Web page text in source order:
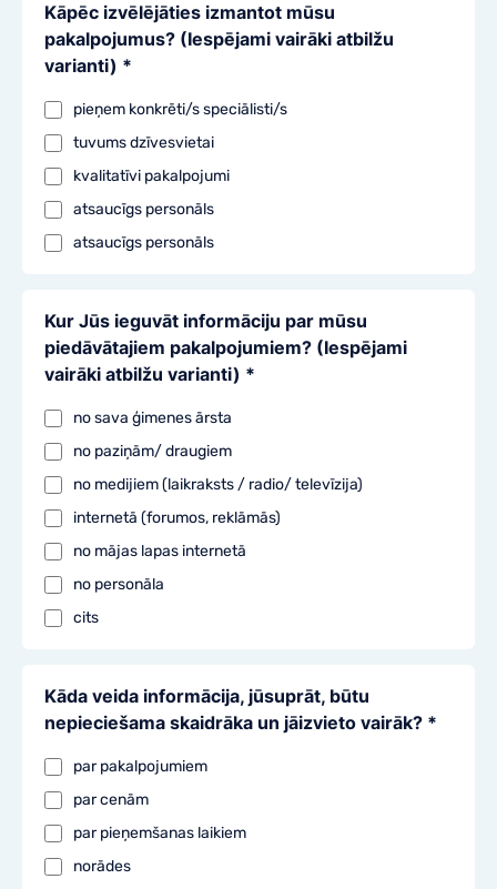
NYTTIGE ARTIKLER
LT
SE
START NÅ!
NYTTIGE ARTIKLER
PRISER
KONTAKTER
Kāpēc izvēlējāties izmantot mūsu
pakalpojumus? (Iespējami vairāki atbilžu
varianti) *
pieņem konkrēti/s speciālisti/s
tuvums dzīvesvietai
kvalitatīvi pakalpojumi
atsaucīgs personāls
atsaucīgs personāls
Kur Jūs ieguvāt informāciju par mūsu
piedāvātajiem pakalpojumiem? (Iespējami
vairāki atbilžu varianti) *
no sava ģimenes ārsta
no paziņām/ draugiem
no medijiem (laikraksts / radio/ televīzija)
internetā (forumos, reklāmās)
no mājas lapas internetā
no personāla
cits
Kāda veida informācija, jūsuprāt, būtu
nepieciešama skaidrāka un jāizvieto vairāk? *
par pakalpojumiem
par cenām
par pieņemšanas laikiem
norādes